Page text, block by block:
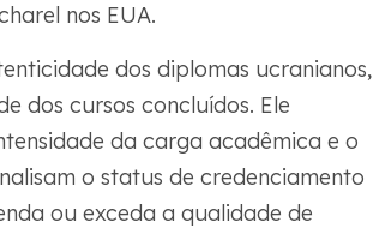
nos EUA.
dos diplomas ucranianos,
dos cursos concluídos. Ele
da carga acadêmica e o
o status de credenciamento
ou exceda a qualidade de